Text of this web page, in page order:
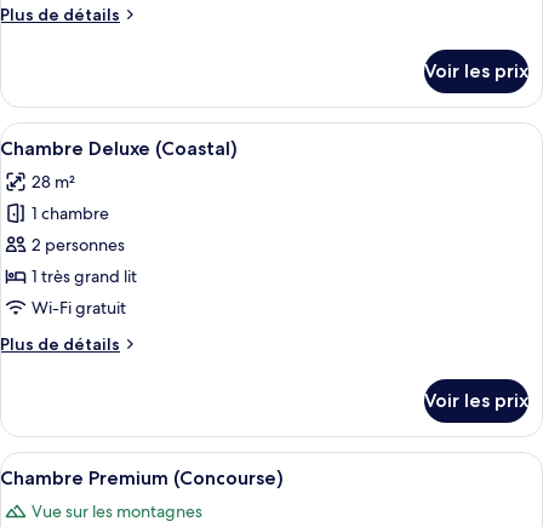
chambre :
(Concourse)
Plus de détails
Plus
le
type
de
Chambre
Deluxe
Voir les prix
Afficher
toutes
les
photos
pour
ce
type
chambre :
(Coastal)
Une chambre d’hôtel avec un lit,
6
Chambre Deluxe (Coastal)
28 m²
1 chambre
2 personnes
1 très grand lit
Wi-Fi gratuit
Plus de détails
Plus
le
type
de
Chambre
Voir les prix
Afficher
toutes
les
Une chambre d’hôtel comprenant
4
Chambre Premium (Concourse)
Vue sur les montagnes